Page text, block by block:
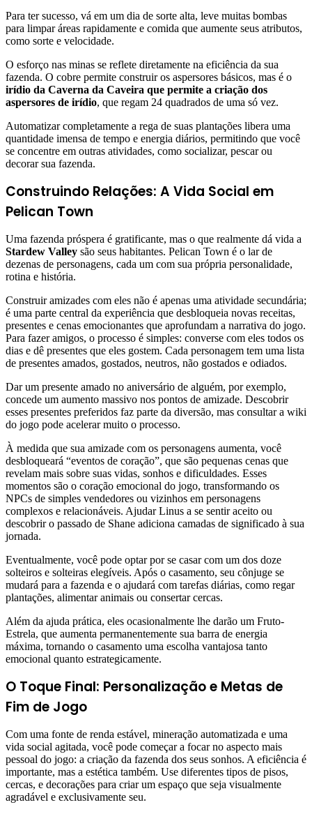
Para ter sucesso, vá em um dia de sorte alta, leve muitas bombas
para limpar áreas rapidamente e comida que aumente seus atributos,
como sorte e velocidade.
O esforço nas minas se reflete diretamente na eficiência da sua
fazenda. O cobre permite construir os aspersores básicos, mas é o
irídio da Caverna da Caveira que permite a criação dos
aspersores de irídio, que regam 24 quadrados de uma só vez.
Automatizar completamente a rega de suas plantações libera uma
quantidade imensa de tempo e energia diários, permitindo que você
se concentre em outras atividades, como socializar, pescar ou
decorar sua fazenda.
Construindo Relações: A Vida Social em
Pelican Town
Uma fazenda próspera é gratificante, mas o que realmente dá vida a
Stardew Valley são seus habitantes. Pelican Town é o lar de
dezenas de personagens, cada um com sua própria personalidade,
rotina e história.
Construir amizades com eles não é apenas uma atividade secundária;
é uma parte central da experiência que desbloqueia novas receitas,
presentes e cenas emocionantes que aprofundam a narrativa do jogo.
Para fazer amigos, o processo é simples: converse com eles todos os
dias e dê presentes que eles gostem. Cada personagem tem uma lista
de presentes amados, gostados, neutros, não gostados e odiados.
Dar um presente amado no aniversário de alguém, por exemplo,
concede um aumento massivo nos pontos de amizade. Descobrir
esses presentes preferidos faz parte da diversão, mas consultar a wiki
do jogo pode acelerar muito o processo.
À medida que sua amizade com os personagens aumenta, você
desbloqueará “eventos de coração”, que são pequenas cenas que
revelam mais sobre suas vidas, sonhos e dificuldades. Esses
momentos são o coração emocional do jogo, transformando os
NPCs de simples vendedores ou vizinhos em personagens
complexos e relacionáveis. Ajudar Linus a se sentir aceito ou
descobrir o passado de Shane adiciona camadas de significado à sua
jornada.
Eventualmente, você pode optar por se casar com um dos doze
solteiros e solteiras elegíveis. Após o casamento, seu cônjuge se
mudará para a fazenda e o ajudará com tarefas diárias, como regar
plantações, alimentar animais ou consertar cercas.
Além da ajuda prática, eles ocasionalmente lhe darão um Fruto-
Estrela, que aumenta permanentemente sua barra de energia
máxima, tornando o casamento uma escolha vantajosa tanto
emocional quanto estrategicamente.
O Toque Final: Personalização e Metas de
Fim de Jogo
Com uma fonte de renda estável, mineração automatizada e uma
vida social agitada, você pode começar a focar no aspecto mais
pessoal do jogo: a criação da fazenda dos seus sonhos. A eficiência é
importante, mas a estética também. Use diferentes tipos de pisos,
cercas, e decorações para criar um espaço que seja visualmente
agradável e exclusivamente seu.